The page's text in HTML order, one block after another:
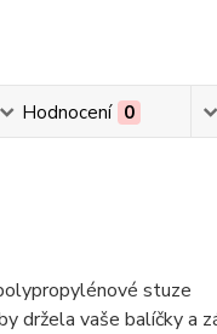
Hodnocení 0
stuze
držela vaše balíčky a